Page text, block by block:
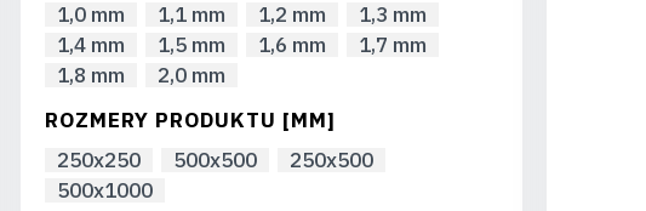
1,0 mm
1,1 mm 1,2 mm
1,3 mm
1,4 mm
1,5 mm 1,6 mm
1,7 mm
1,8 mm
2,0 mm
ROZMERY PRODUKTU [MM]
250x250
500x500
250x500
500x1000